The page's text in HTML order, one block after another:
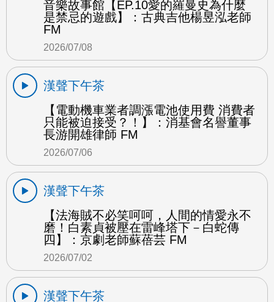
音樂故事館【EP.10愛的羅曼史為什麼
是禁忌的遊戲】：古典吉他楊昱泓老師
FM
2026/07/08
漢聲下午茶
【電動機車業者調漲電池使用費 消費者
只能被迫接受？！】：消基會名譽董事
長游開雄律師 FM
2026/07/06
漢聲下午茶
【法海賊不必笑呵呵，人間的情愛永不
磨！白素貞被壓在雷峰塔下－白蛇傳
四】：京劇老師蘇蓓芸 FM
2026/07/02
漢聲下午茶